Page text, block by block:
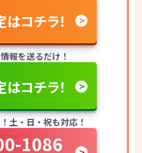
コチラ！
報を送るだけ！
コチラ！
土・日・祝も対応！
1086